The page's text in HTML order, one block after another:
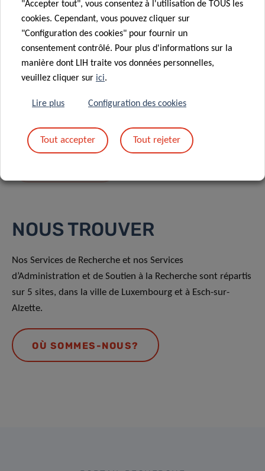
En envoyant votre message, vous acceptez
NOUS TROUVER
Nos Services de Recherche et nos Services
d’Administration et de Soutien à la Recherche sont répartis
sur 5 sites, dans la ville de Luxembourg et à Esch-sur-
Alzette.
OÙ SOMMES-NOUS?
"Accepter tout", vous consentez à l'utilisation de TOUS les
cookies. Cependant, vous pouvez cliquer sur
"Configuration des cookies" pour fournir un
consentement contrôlé. Pour plus d'informations sur la
manière dont LIH traite vos données personnelles,
veuillez cliquer sur ici.
Lire plus Configuration des cookies
Tout accepter Tout rejeter